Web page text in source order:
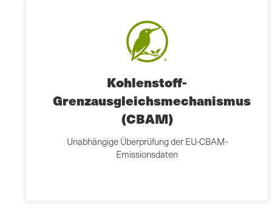
Kohlenstoff-
Grenzausgleichsmechanismus
(CBAM)
Unabhängige Überprüfung der EU-CBAM-
Emissionsdaten